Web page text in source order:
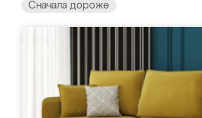
Сначала дороже